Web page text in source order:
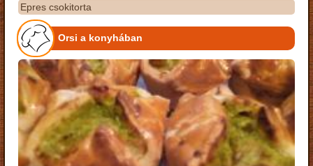
Epres csokitorta
Orsi a konyhában